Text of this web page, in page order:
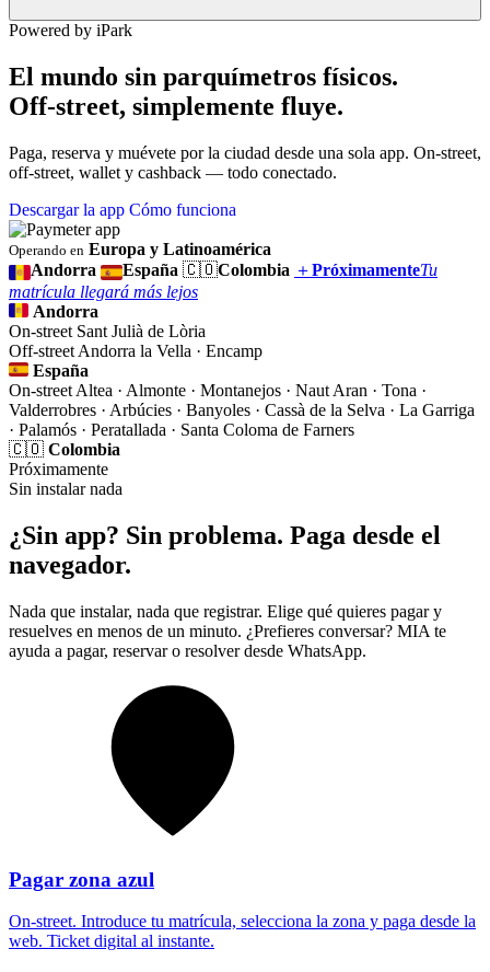
Powered by iPark
El mundo sin parquímetros físicos.
Off-street, simplemente fluye.
Paga, reserva y muévete por la ciudad desde una sola app. On-street,
off-street, wallet y cashback — todo conectado.
Descargar la app Cómo funciona
Operando en Europa y Latinoamérica
Andorra
España 🇨🇴Colombia ＋PróximamenteTu
matrícula llegará más lejos
Andorra
On-street Sant Julià de Lòria
Off-street Andorra la Vella · Encamp
España
On-street Altea · Almonte · Montanejos · Naut Aran · Tona ·
Valderrobres · Arbúcies · Banyoles · Cassà de la Selva · La Garriga
· Palamós · Peratallada · Santa Coloma de Farners
🇨🇴 Colombia
Próximamente
Sin instalar nada
¿Sin app? Sin problema. Paga desde el
navegador.
Nada que instalar, nada que registrar. Elige qué quieres pagar y
resuelves en menos de un minuto. ¿Prefieres conversar? MIA te
ayuda a pagar, reservar o resolver desde WhatsApp.
Pagar zona azul
On-street. Introduce tu matrícula, selecciona la zona y paga desde la
web. Ticket digital al instante.